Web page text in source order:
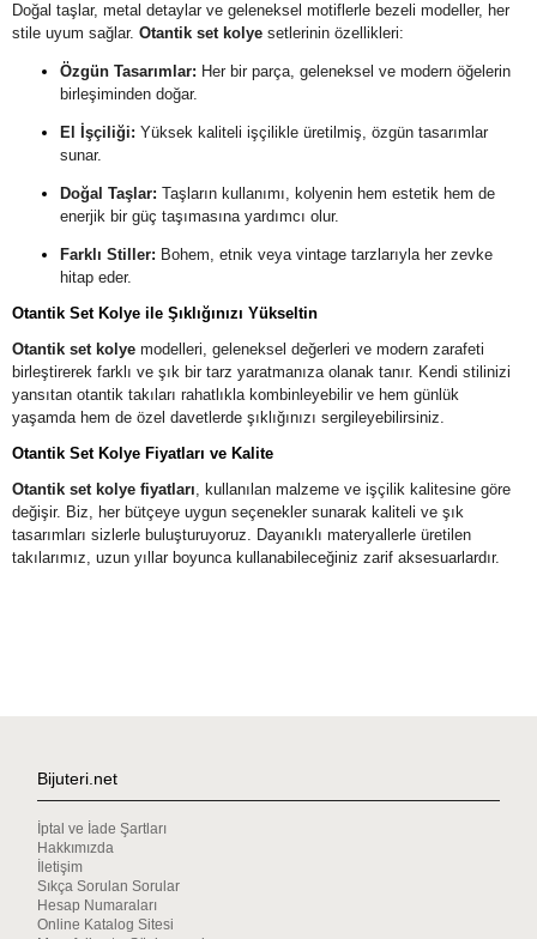
Doğal taşlar, metal detaylar ve geleneksel motiflerle bezeli modeller, her
stile uyum sağlar. Otantik set kolye setlerinin özellikleri:
Özgün Tasarımlar: Her bir parça, geleneksel ve modern öğelerin
birleşiminden doğar.
El İşçiliği: Yüksek kaliteli işçilikle üretilmiş, özgün tasarımlar
sunar.
Doğal Taşlar: Taşların kullanımı, kolyenin hem estetik hem de
enerjik bir güç taşımasına yardımcı olur.
Farklı Stiller: Bohem, etnik veya vintage tarzlarıyla her zevke
hitap eder.
Otantik Set Kolye ile Şıklığınızı Yükseltin
Otantik set kolye modelleri, geleneksel değerleri ve modern zarafeti
birleştirerek farklı ve şık bir tarz yaratmanıza olanak tanır. Kendi stilinizi
yansıtan otantik takıları rahatlıkla kombinleyebilir ve hem günlük
yaşamda hem de özel davetlerde şıklığınızı sergileyebilirsiniz.
Otantik Set Kolye Fiyatları ve Kalite
Otantik set kolye fiyatları, kullanılan malzeme ve işçilik kalitesine göre
değişir. Biz, her bütçeye uygun seçenekler sunarak kaliteli ve şık
tasarımları sizlerle buluşturuyoruz. Dayanıklı materyallerle üretilen
takılarımız, uzun yıllar boyunca kullanabileceğiniz zarif aksesuarlardır.
Bijuteri.net
İptal ve İade Şartları
Hakkımızda
İletişim
Sıkça Sorulan Sorular
Hesap Numaraları
Online Katalog Sitesi